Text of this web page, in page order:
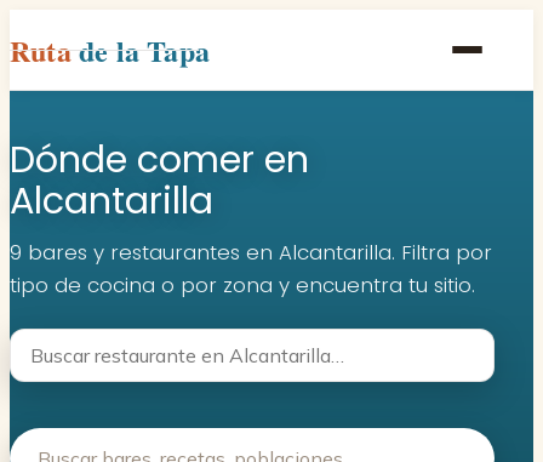
Rutade la Tapa
Inicio
Poblaciones
Rutas
Recetas
Contacto
Dónde comer en
Alcantarilla
9 bares y restaurantes en Alcantarilla. Filtra por
tipo de cocina o por zona y encuentra tu sitio.